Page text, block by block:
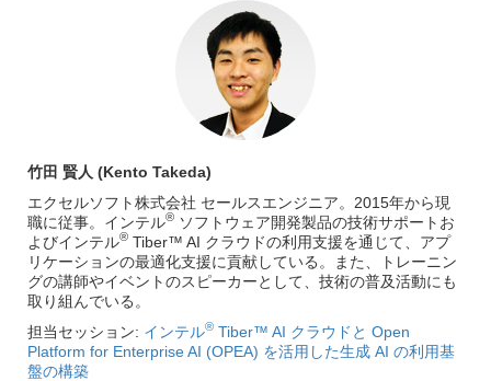
竹田 賢人 (Kento Takeda)
エクセルソフト株式会社 セールスエンジニア。2015年から現
職に従事。インテル® ソフトウェア開発製品の技術サポートお
よびインテル® Tiber™ AI クラウドの利用支援を通じて、アプ
リケーションの最適化支援に貢献している。また、トレーニン
グの講師やイベントのスピーカーとして、技術の普及活動にも
取り組んでいる。
担当セッション: インテル® Tiber™ AI クラウドと Open
Platform for Enterprise AI (OPEA) を活用した生成 AI の利用基
盤の構築